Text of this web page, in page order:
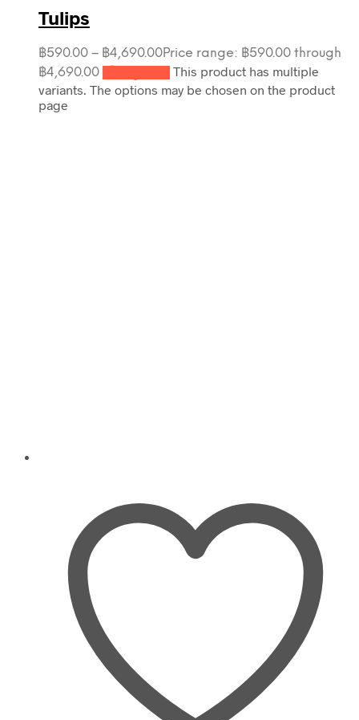
Tulips
฿590.00 – ฿4,690.00Price range: ฿590.00 through
฿4,690.00
This product has multiple
variants. The options may be chosen on the product
page